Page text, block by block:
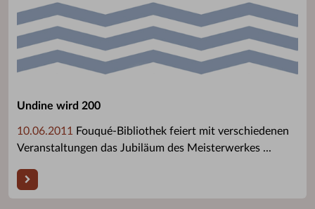
Undine wird 200
10.06.2011 Fouqué-Bibliothek feiert mit verschiedenen
Veranstaltungen das Jubiläum des Meisterwerkes ...